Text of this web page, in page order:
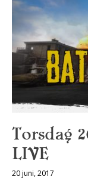
Torsdag
LIVE
20 juni, 2017